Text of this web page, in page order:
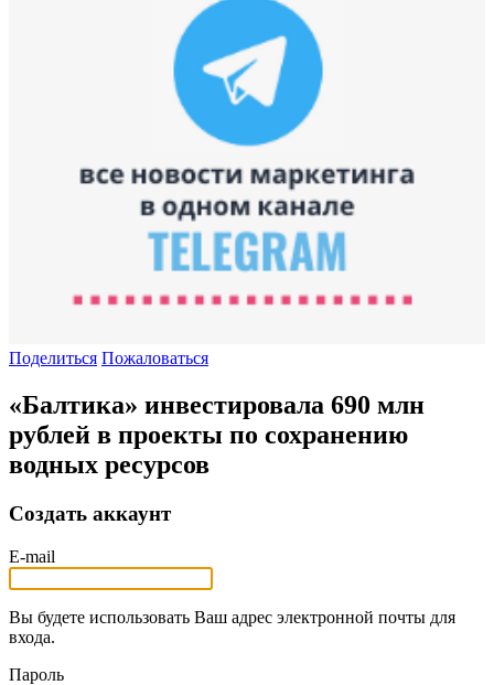
Поделиться Пожаловаться
«Балтика» инвестировала 690 млн
рублей в проекты по сохранению
водных ресурсов
Создать аккаунт
E-mail
Вы будете использовать Ваш адрес электронной почты для
входа.
Пароль